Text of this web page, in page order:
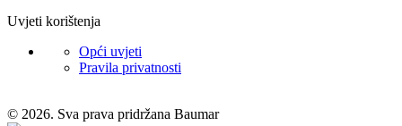
Uvjeti korištenja
Opći uvjeti
Pravila privatnosti
© 2026. Sva prava pridržana Baumar